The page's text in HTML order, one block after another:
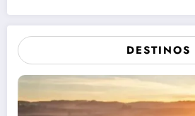
DESTINOS